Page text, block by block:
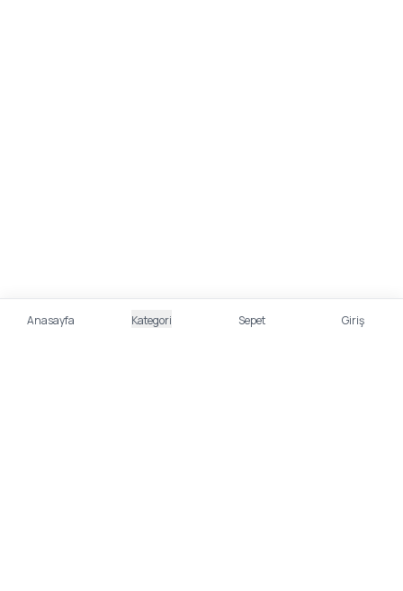
Anasayfa Kategori Sepet Giriş